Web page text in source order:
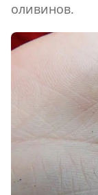
оливинов.